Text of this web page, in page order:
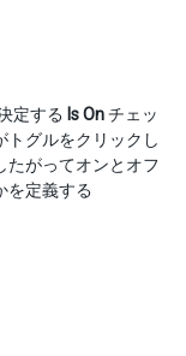
定する Is Onチェッ
トグルをクリックし
たがってオンとオフ
を定義する